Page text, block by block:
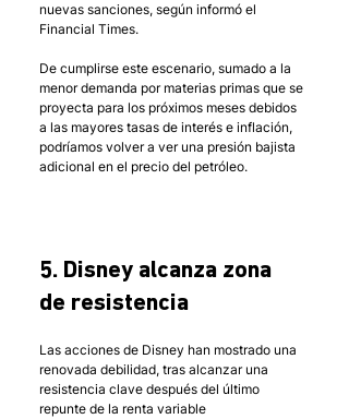
nuevas sanciones, según informó el
Financial Times.
De cumplirse este escenario, sumado a la
menor demanda por materias primas que se
proyecta para los próximos meses debidos
a las mayores tasas de interés e inflación,
podríamos volver a ver una presión bajista
adicional en el precio del petróleo.
5. Disney alcanza zona
de resistencia
Las acciones de Disney han mostrado una
renovada debilidad, tras alcanzar una
resistencia clave después del último
repunte de la renta variable